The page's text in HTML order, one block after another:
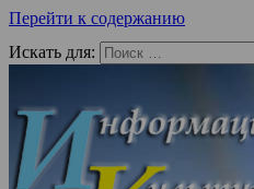
Перейти к содержанию
Искать для: